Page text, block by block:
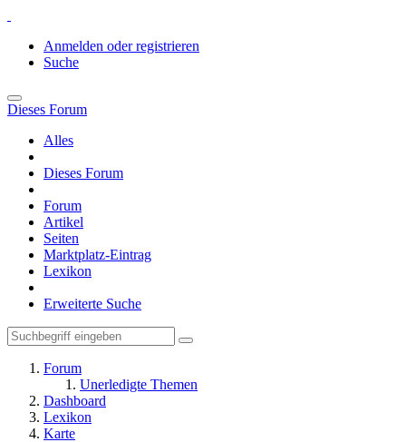
Anmelden oder registrieren
Suche
Dieses Forum
Alles
Dieses Forum
Forum
Artikel
Seiten
Marktplatz-Eintrag
Lexikon
Erweiterte Suche
Forum
Unerledigte Themen
Dashboard
Lexikon
Karte